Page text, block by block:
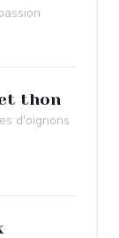
thon
d'oignons